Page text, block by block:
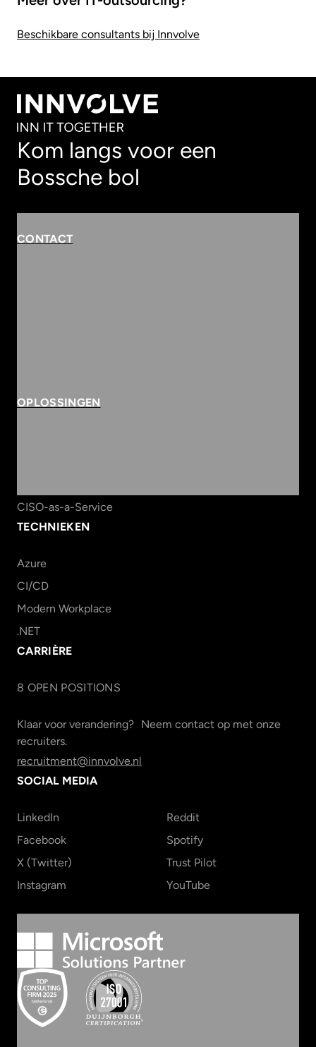
Beschikbare consultants bij Innvolve
Kom langs voor een
Bossche bol
CONTACT
OPLOSSINGEN
CISO-as-a-Service
TECHNIEKEN
Azure
CI/CD
Modern Workplace
.NET
CARRIÈRE
8 OPEN POSITIONS
Klaar voor verandering? Neem contact op met onze
recruiters.
recruitment@innvolve.nl
SOCIAL MEDIA
LinkedIn
Facebook
X (Twitter)
Instagram
Reddit
Spotify
Trust Pilot
YouTube